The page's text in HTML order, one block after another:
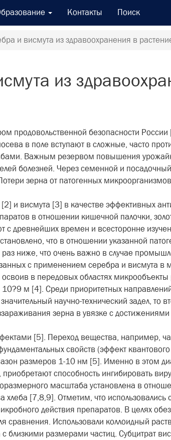
Контакты Поиск
и висмута из здравоохранения в
из
продовольственной безопасности
в поле вступают в сложные, часто
Важным резервом повышения
болезней. Через семенной и
зерна от патогенных
висмута [3] в качестве эффективных
в отношении кишечной палочки,
древнейших времен и всесторонне
что в отношении указанной
ниже, что очень важно в случае
с применением серебра и висмута в
в передовых областях
м [4]. Среди приоритетных
научно-технический задел, то
зерна в увязке с
[5]. Переход вещества, например,
свойств (эффект
размеров 1-10 нм [5]. Именно в этом
способность ингибировать
масштаба установлена в
хлеба [7,8,9]. Отметим, что использовались
действия препаратов. В целях
сравнения. Использовали коллоидный
близкими размерами частиц. Субцитрат